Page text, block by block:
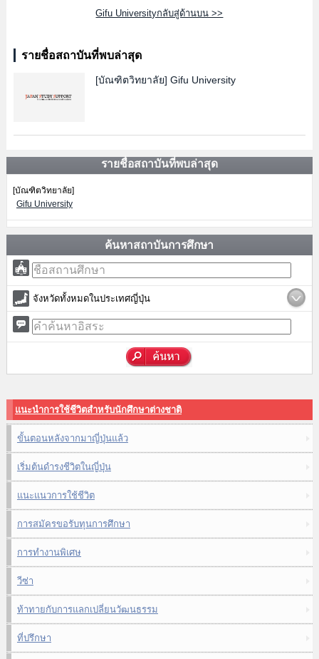
Gifu Universityกลับสู่ด้านบน >>
รายชื่อสถาบันที่พบล่าสุด
[บัณฑิตวิทยาลัย] Gifu University
รายชื่อสถาบันที่พบล่าสุด
[บัณฑิตวิทยาลัย]
Gifu University
ค้นหาสถาบันการศึกษา
จังหวัดทั้งหมดในประเทศญี่ปุ่น
แนะนำการใช้ชีวิตสำหรับนักศึกษาต่างชาติ
ขั้นตอนหลังจากมาญี่ปุ่นแล้ว
เริ่มต้นดำรงชีวิตในญี่ปุ่น
แนะแนวการใช้ชีวิต
การสมัครขอรับทุนการศึกษา
การทำงานพิเศษ
วีซ่า
ท้าทายกับการแลกเปลี่ยนวัฒนธรรม
ที่ปรึกษา